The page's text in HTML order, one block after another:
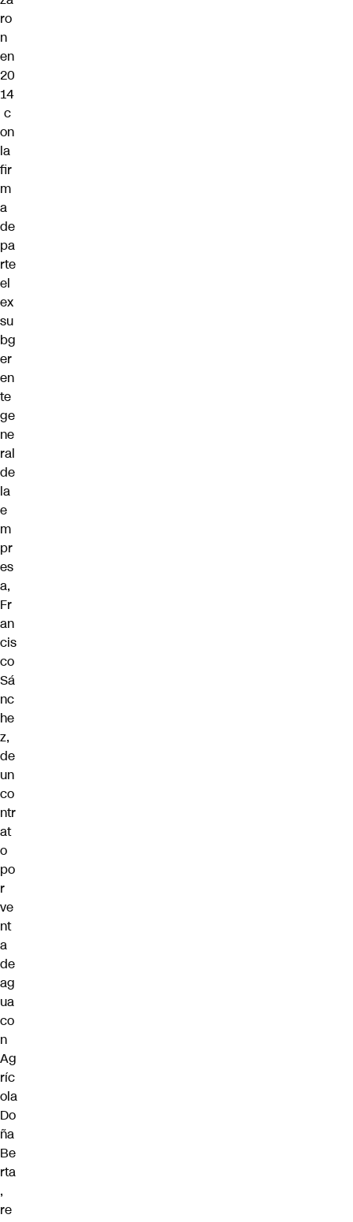
ro
n
en
20
14
c
on
la
fir
m
a
de
pa
rte
el
ex
su
bg
er
en
te
ge
ne
ral
de
la
e
m
pr
es
a,
Fr
an
cis
co
Sá
nc
he
z,
de
un
co
ntr
at
o
po
r
ve
nt
a
de
ag
ua
co
n
Ag
ríc
ola
Do
ña
Be
rta
,
re